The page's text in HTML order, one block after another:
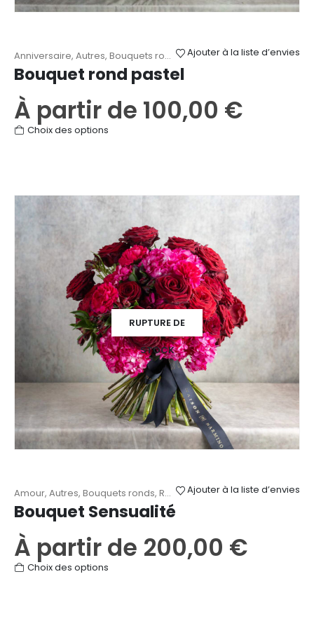
Ajouter à la liste d’envies
Anniversaire, Autres, Bouquets ronds ,Fête des Mères, Mariage,
Bouquet rond pastel
À partir de 100,00 €
Choix des options
variations.
Les
options
peuvent
être
choisies
sur
la
page
du
produit
RUPTURE DE
STOCK
Ajouter à la liste d’envies
Amour, Autres, Bouquets ronds, Roses ,Saint-Valentin
Bouquet Sensualité
À partir de 200,00 €
Choix des options